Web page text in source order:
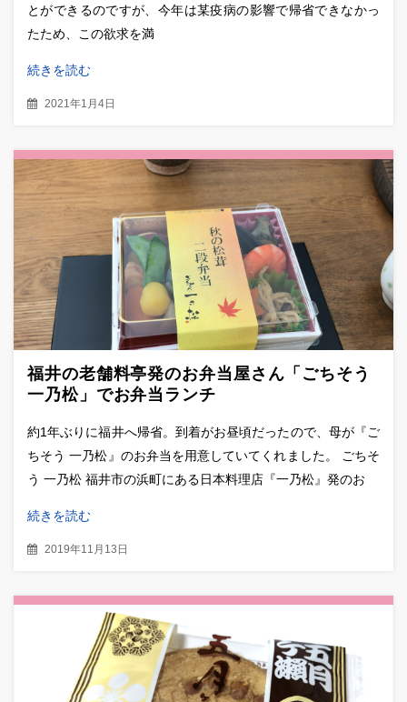
とができるのですが、今年は某疫病の影響で帰省できなかっ
たため、この欲求を満
続きを読む
2021年1月4日
福井の老舗料亭発のお弁当屋さん「ごちそう
一乃松」でお弁当ランチ
約1年ぶりに福井へ帰省。到着がお昼頃だったので、母が『ご
ちそう 一乃松』のお弁当を用意していてくれました。 ごちそ
う 一乃松 福井市の浜町にある日本料理店『一乃松』発のお
続きを読む
2019年11月13日